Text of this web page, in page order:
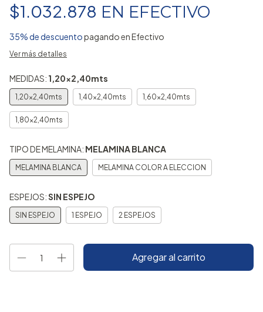
$1.032.878 EN EFECTIVO
35% de descuentopagando en Efectivo
Ver más detalles
MEDIDAS: 1,20x2,40mts
1,20x2,40mts 1,40x2,40mts 1,60x2,40mts
1,80x2,40mts
TIPO DE MELAMINA: MELAMINA BLANCA
MELAMINA BLANCA MELAMINA COLOR A ELECCION
ESPEJOS:SIN ESPEJO
SIN ESPEJO 1 ESPEJO 2 ESPEJOS